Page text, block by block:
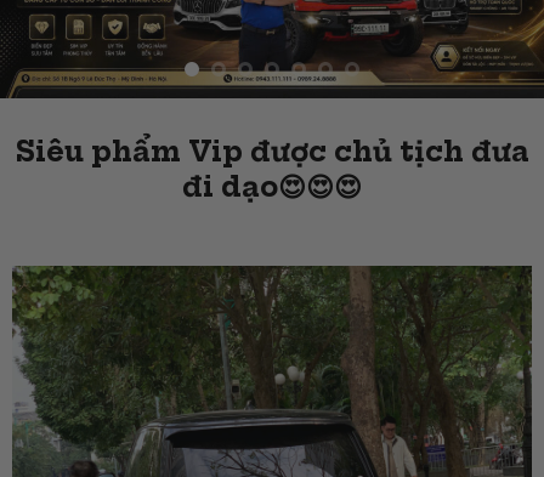
Siêu phẩm Vip được chủ tịch đưa
đi dạo😍😍😍